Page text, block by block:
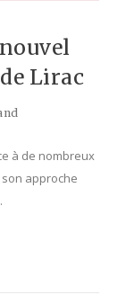
Lirac
à de nombreux
approche